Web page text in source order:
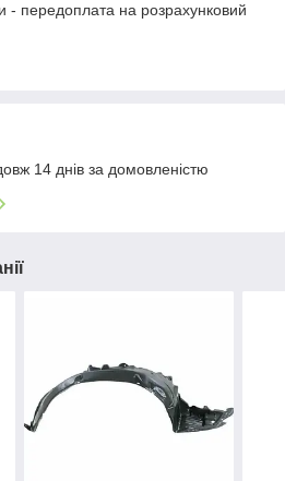
- передоплата на розрахунковий
14 днів за домовленістю